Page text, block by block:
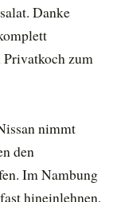
Danke
Privatkoch zum
nimmt
den
Im Nambung
hineinlehnen,